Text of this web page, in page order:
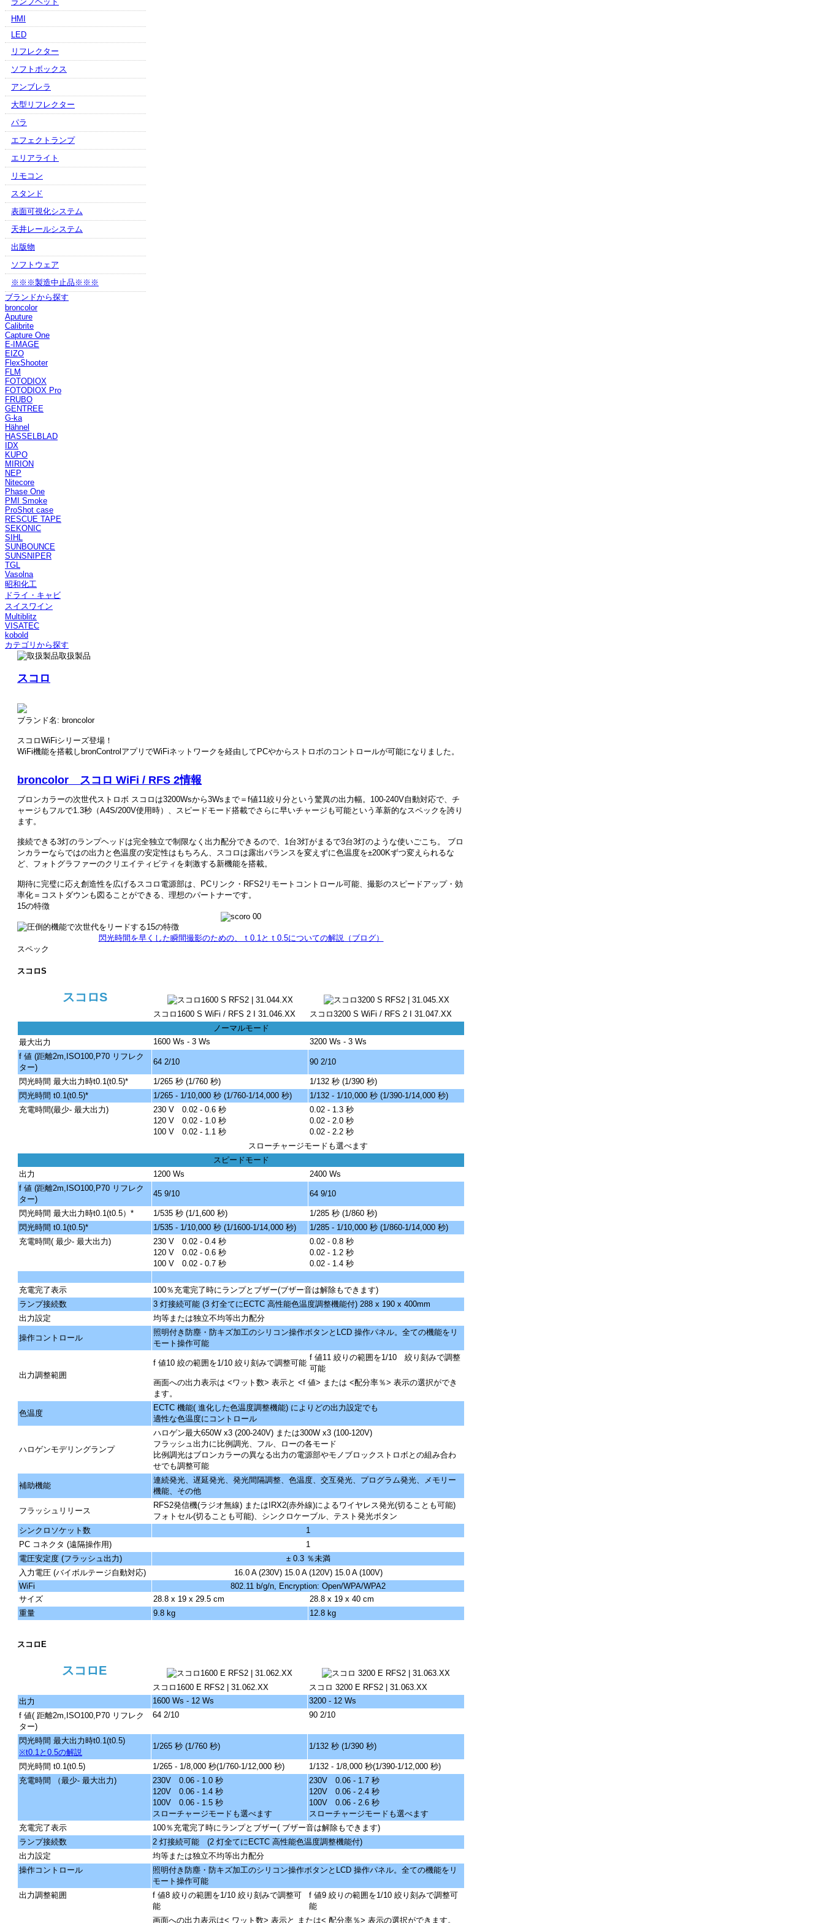
HMI
LED
リフレクター
ソフトボックス
アンブレラ
大型リフレクター
パラ
エフェクトランプ
エリアライト
リモコン
スタンド
表面可視化システム
天井レールシステム
出版物
ソフトウェア
※※※製造中止品※※※
ブランドから探す
broncolor
Aputure
Calibrite
Capture One
E-IMAGE
EIZO
FlexShooter
FLM
FOTODIOX
FOTODIOX Pro
FRUBO
GENTREE
G-ka
Hähnel
HASSELBLAD
IDX
KUPO
MIRION
NEP
Nitecore
Phase One
PMI Smoke
ProShot case
RESCUE TAPE
SEKONIC
SIHL
SUNBOUNCE
SUNSNIPER
TGL
Vasolna
昭和化工
ドライ・キャビ
スイスワイン
Multiblitz
VISATEC
kobold
カテゴリから探す
取扱製品
スコロ
ブランド名: broncolor
スコロWiFiシリーズ登場！
WiFi機能を搭載しbronControlアプリでWiFiネットワークを経由してPCやからストロボのコントロールが可能になりました。
broncolor スコロ WiFi / RFS 2情報
ブロンカラーの次世代ストロボ スコロは3200Wsから3Wsまで＝f値11絞り分という驚異の出力幅。100-240V自動対応で、チ
ャージもフルで1.3秒（A4S/200V使用時）、スピードモード搭載でさらに早いチャージも可能という革新的なスペックを誇り
ます。
接続できる3灯のランプヘッドは完全独立で制限なく出力配分できるので、1台3灯がまるで3台3灯のような使いごこち。 ブロ
ンカラーならではの出力と色温度の安定性はもちろん、スコロは露出バランスを変えずに色温度を±200Kずつ変えられるな
ど、フォトグラファーのクリエイティビティを刺激する新機能を搭載。
期待に完璧に応え創造性を広げるスコロ電源部は、PCリンク・RFS2リモートコントロール可能、撮影のスピードアップ・効
率化＝コストダウンも図ることができる、理想のパートナーです。
15の特徴
閃光時間を早くした瞬間撮影のための、ｔ0.1とｔ0.5についての解説（ブログ）
スペック
スコロS
スコロS
スコロ1600 S WiFi / RFS 2 I 31.046.XX
スコロ3200 S WiFi / RFS 2 I 31.047.XX
ノーマルモード
最大出力
1600 Ws - 3 Ws
3200 Ws - 3 Ws
f 値 (距離2m,ISO100,P70 リフレク
ター)
64 2/10 90 2/10
閃光時間 最大出力時t0.1(t0.5)* 1/265 秒 (1/760 秒)
1/132 秒 (1/390 秒)
閃光時間 t0.1(t0.5)*
1/265 - 1/10,000 秒 (1/760-1/14,000 秒)
1/132 - 1/10,000 秒 (1/390-1/14,000 秒)
充電時間(最少- 最大出力)
230 V 0.02 - 0.6 秒
120 V 0.02 - 1.0 秒
100 V 0.02 - 1.1 秒
0.02 - 1.3 秒
0.02 - 2.0 秒
0.02 - 2.2 秒
スローチャージモードも選べます
スピードモード
出力
1200 Ws
2400 Ws
f 値 (距離2m,ISO100,P70 リフレク
ター)
45 9/10 64 9/10
閃光時間 最大出力時t0.1(t0.5）* 1/535 秒 (1/1,600 秒)
1/285 秒 (1/860 秒)
閃光時間 t0.1(t0.5)*
1/535 - 1/10,000 秒 (1/1600-1/14,000 秒)
1/285 - 1/10,000 秒 (1/860-1/14,000 秒)
充電時間( 最少- 最大出力)
230 V 0.02 - 0.4 秒
120 V 0.02 - 0.6 秒
100 V 0.02 - 0.7 秒
0.02 - 0.8 秒
0.02 - 1.2 秒
0.02 - 1.4 秒
充電完了表示
100％充電完了時にランプとブザー(ブザー音は解除もできます)
ランプ接続数
3 灯接続可能 (3 灯全てにECTC 高性能色温度調整機能付) 288 x 190 x 400mm
出力設定
均等または独立不均等出力配分
操作コントロール
照明付き防塵・防キズ加工のシリコン操作ボタンとLCD 操作パネル。全ての機能をリ
モート操作可能
出力調整範囲
f 値10 絞の範囲を1/10 絞り刻みで調整可能
f 値11 絞りの範囲を1/10 絞り刻みで調整
可能
画面への出力表示は <ワット数> 表示と <f 値> または <配分率％> 表示の選択ができ
ます。
色温度
ECTC 機能( 進化した色温度調整機能) によりどの出力設定でも
適性な色温度にコントロール
ハロゲンモデリングランプ
ハロゲン最大650W x3 (200-240V) または300W x3 (100-120V)
フラッシュ出力に比例調光、フル、ローの各モード
比例調光はブロンカラーの異なる出力の電源部やモノブロックストロボとの組み合わ
せでも調整可能
補助機能
連続発光、遅延発光、発光間隔調整、色温度、交互発光、プログラム発光、メモリー
機能、その他
フラッシュリリース
RFS2発信機(ラジオ無線) またはIRX2(赤外線)によるワイヤレス発光(切ることも可能)
フォトセル(切ることも可能)、シンクロケーブル、テスト発光ボタン
シンクロソケット数
1
PC コネクタ (遠隔操作用)
1
電圧安定度 (フラッシュ出力)
± 0.3 ％未満
入力電圧 (バイボルテージ自動対応)
16.0 A (230V) 15.0 A (120V) 15.0 A (100V)
WiFi
802.11 b/g/n, Encryption: Open/WPA/WPA2
サイズ
28.8 x 19 x 29.5 cm
28.8 x 19 x 40 cm
重量
9.8 kg 12.8 kg
スコロE
スコロE
スコロ1600 E RFS2 | 31.062.XX
スコロ 3200 E RFS2 | 31.063.XX
出力
1600 Ws - 12 Ws
3200 - 12 Ws
f 値( 距離2m,ISO100,P70 リフレク
ター)
64 2/10 90 2/10
閃光時間 最大出力時t0.1(t0.5)
※t0.1と0.5の解説
1/265 秒 (1/760 秒) 1/132 秒 (1/390 秒)
閃光時間 t0.1(t0.5) 1/265 - 1/8,000 秒(1/760-1/12,000 秒)
1/132 - 1/8,000 秒(1/390-1/12,000 秒)
充電時間 （最少- 最大出力)
230V 0.06 - 1.0 秒
120V 0.06 - 1.4 秒
100V 0.06 - 1.5 秒
スローチャージモードも選べます
230V 0.06 - 1.7 秒
120V 0.06 - 2.4 秒
100V 0.06 - 2.6 秒
スローチャージモードも選べます
充電完了表示
100％充電完了時にランプとブザー( ブザー音は解除もできます)
ランプ接続数
2 灯接続可能 (2 灯全てにECTC 高性能色温度調整機能付)
出力設定
均等または独立不均等出力配分
操作コントロール
照明付き防塵・防キズ加工のシリコン操作ボタンとLCD 操作パネル。全ての機能をリ
モート操作可能
出力調整範囲
f 値8 絞りの範囲を1/10 絞り刻みで調整可
能
f 値9 絞りの範囲を1/10 絞り刻みで調整可
能
画面への出力表示は< ワット数> 表示と または< 配分率％> 表示の選択ができます。